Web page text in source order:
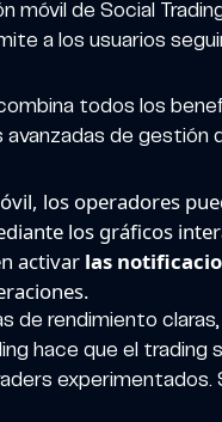
móvil de Social
a los usuarios
todos los
avanzadas de gestión
los operadores
los gráficos
activar las
de rendimiento
hace que el
experimentados.